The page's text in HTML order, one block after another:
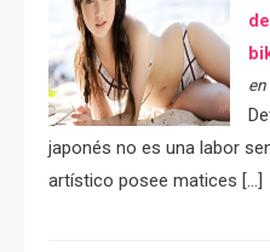
japonés no es una labor
artístico posee matices […]